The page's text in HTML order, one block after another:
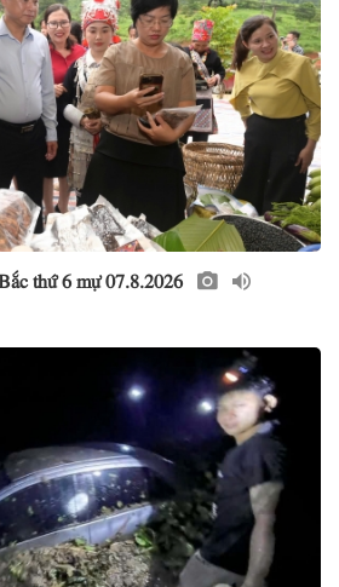
thứ 6 mự 07.8.2026